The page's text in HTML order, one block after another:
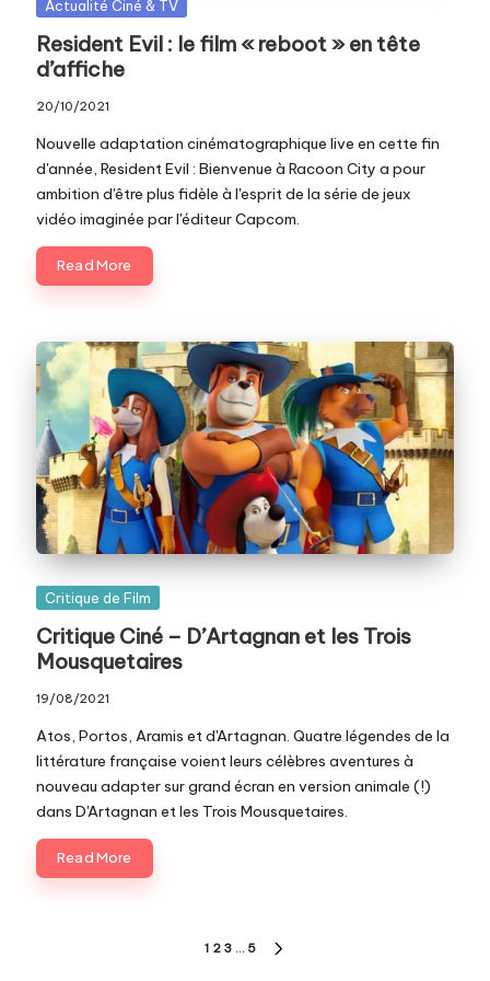
Posted
Actualité Ciné & TV
Resident Evil : le film « reboot » en tête
d’affiche
20/10/2021
Nouvelle adaptation cinématographique live en cette fin
d'année, Resident Evil : Bienvenue à Racoon City a pour
ambition d'être plus fidèle à l'esprit de la série de jeux
vidéo imaginée par l'éditeur Capcom.
Read More
Posted
Critique de Film
Critique Ciné – D’Artagnan et les Trois
Mousquetaires
19/08/2021
Atos, Portos, Aramis et d'Artagnan. Quatre légendes de la
littérature française voient leurs célèbres aventures à
nouveau adapter sur grand écran en version animale (!)
dans D'Artagnan et les Trois Mousquetaires.
Read More
1 2 3 … 5